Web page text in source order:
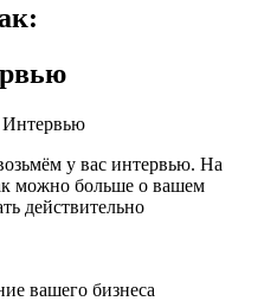
у вас интервью. На
можно больше о вашем
действительно
вашего бизнеса